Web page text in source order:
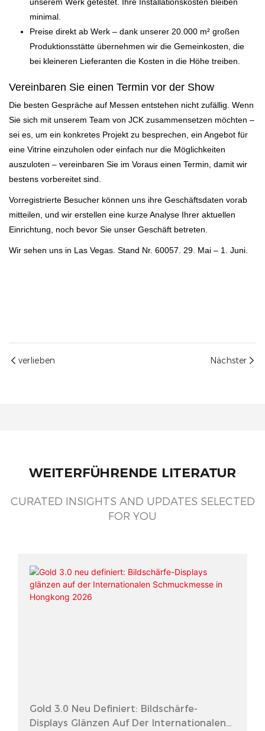
minimal.
Preise direkt ab Werk– dank unserer 20.000 m² großen
Produktionsstätte übernehmen wir die Gemeinkosten, die
bei kleineren Lieferanten die Kosten in die Höhe treiben.
Vereinbaren Sie einen Termin vor der Show
Die besten Gespräche auf Messen entstehen nicht zufällig. Wenn
Sie sich mit unserem Team von JCK zusammensetzen möchten –
sei es, um ein konkretes Projekt zu besprechen, ein Angebot für
eine Vitrine einzuholen oder einfach nur die Möglichkeiten
auszuloten – vereinbaren Sie im Voraus einen Termin, damit wir
bestens vorbereitet sind.
Vorregistrierte Besucher können uns ihre Geschäftsdaten vorab
mitteilen, und wir erstellen eine kurze Analyse Ihrer aktuellen
Einrichtung, noch bevor Sie unser Geschäft betreten.
Wir sehen uns in Las Vegas. Stand Nr. 60057. 29. Mai – 1. Juni.
verlieben Nächster
WEITERFÜHRENDE LITERATUR
CURATED INSIGHTS AND UPDATES SELECTED
FOR YOU
Gold 3.0 Neu Definiert: Bildschärfe-
Displays Glänzen Auf Der Internationalen